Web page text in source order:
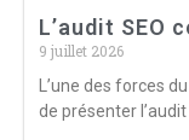
L’audit SEO
9 juillet 2026
L’une des forces
de présenter